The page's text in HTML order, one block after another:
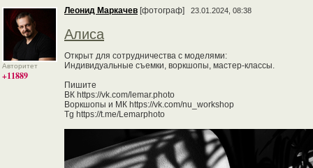
Авторитет
+11889
Леонид Маркачев [фотограф] 23.01.2024, 08:38
Алиса
Открыт для сотрудничества с моделями:
Индивидуальные съемки, воркшопы, мастер-классы.
Пишите
ВК https://vk.com/lemar.photo
Воркшопы и МК https://vk.com/nu_workshop
Tg https://t.me/Lemarphoto